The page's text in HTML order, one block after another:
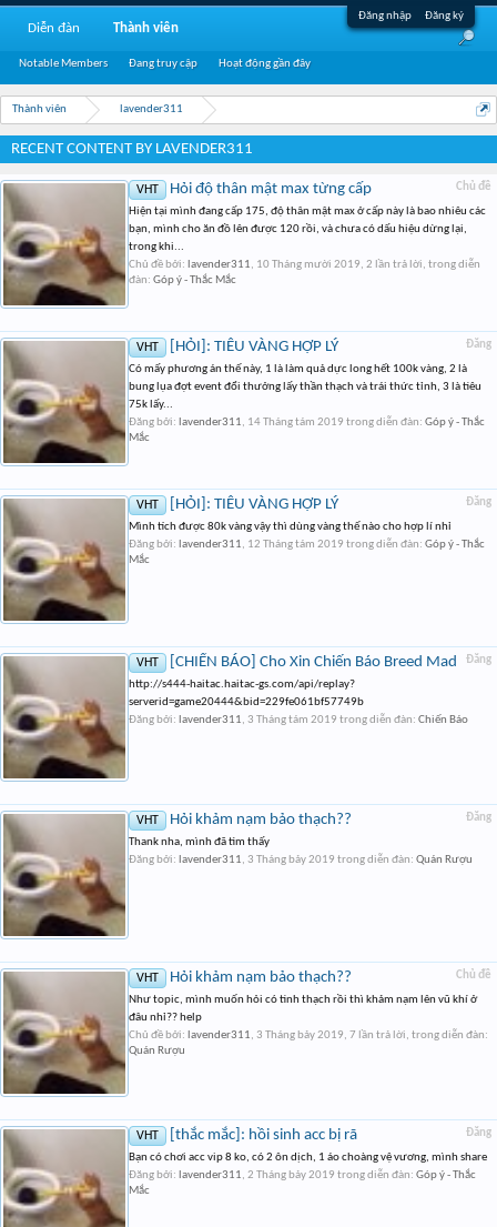
Đăng nhập Đăng ký
Thành viên lavender311
RECENT CONTENT BY LAVENDER311
Chủ đề
VHT Hỏi độ thân mật max từng cấp
Hiện tại mình đang cấp 175, độ thân mật max ở cấp này là bao nhiêu các
bạn, mình cho ăn đồ lên được 120 rồi, và chưa có dấu hiệu dừng lại,
trong khi...
Chủ đề bởi: lavender311, 10 Tháng mười 2019, 2 lần trả lời, trong diễn
đàn: Góp ý - Thắc Mắc
Đăng
VHT [HỎI]: TIÊU VÀNG HỢP LÝ
Có mấy phương án thế này, 1 là làm quả dực long hết 100k vàng, 2 là
bung lụa đợt event đổi thưởng lấy thần thạch và trái thức tỉnh, 3 là tiêu
75k lấy...
Đăng bởi: lavender311, 14 Tháng tám 2019 trong diễn đàn: Góp ý - Thắc
Mắc
Đăng
VHT [HỎI]: TIÊU VÀNG HỢP LÝ
Mình tích được 80k vàng vậy thì dùng vàng thế nào cho hợp lí nhỉ
Đăng bởi: lavender311, 12 Tháng tám 2019 trong diễn đàn: Góp ý - Thắc
Mắc
Đăng
VHT [CHIẾN BÁO] Cho Xin Chiến Báo Breed Mad
http://s444-haitac.haitac-gs.com/api/replay?
serverid=game20444&bid=229fe061bf57749b
Đăng bởi: lavender311, 3 Tháng tám 2019 trong diễn đàn: Chiến Báo
Đăng
VHT Hỏi khảm nạm bảo thạch??
Thank nha, mình đã tìm thấy
Đăng bởi: lavender311, 3 Tháng bảy 2019 trong diễn đàn: Quán Rượu
Chủ đề
VHT Hỏi khảm nạm bảo thạch??
Như topic, mình muốn hỏi có tinh thạch rồi thì khảm nạm lên vũ khí ở
đâu nhỉ?? help
Chủ đề bởi: lavender311, 3 Tháng bảy 2019, 7 lần trả lời, trong diễn đàn:
Quán Rượu
Đăng
VHT [thắc mắc]: hồi sinh acc bị rã
Bạn có chơi acc vip 8 ko, có 2 ôn dịch, 1 áo choàng vệ vương, mình share
Đăng bởi: lavender311, 2 Tháng bảy 2019 trong diễn đàn: Góp ý - Thắc
Mắc
Diễn đàn Thành viên
Notable Members Đang truy cập Hoạt động gần đây